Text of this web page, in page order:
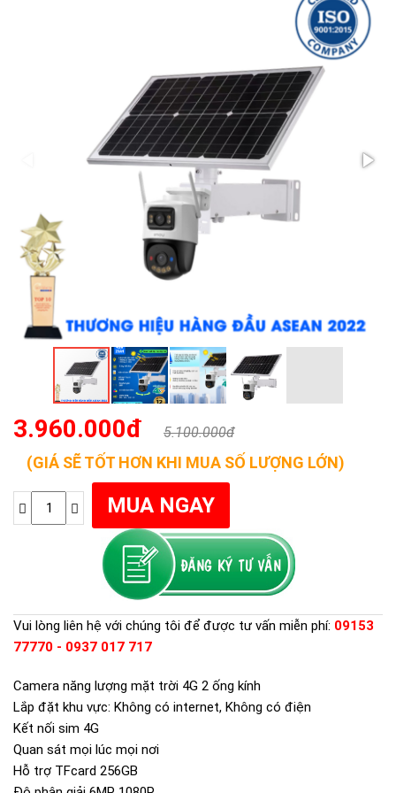
3.960.000đ 5.100.000đ
(GIÁ SẼ TỐT HƠN KHI MUA SỐ LƯỢNG LỚN)
Vui lòng liên hệ với chúng tôi để được tư vấn miễn phí: 09153
77770 - 0937 017 717
Camera năng lượng mặt trời 4G 2 ống kính
Lắp đặt khu vực: Không có internet, Không có điện
Kết nối sim 4G
Quan sát mọi lúc mọi nơi
Hỗ trợ TFcard 256GB